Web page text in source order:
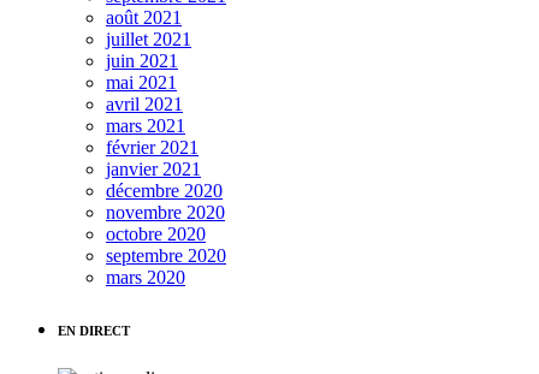
août 2021
juillet 2021
juin 2021
mai 2021
avril 2021
mars 2021
février 2021
janvier 2021
décembre 2020
novembre 2020
octobre 2020
septembre 2020
mars 2020
EN DIRECT